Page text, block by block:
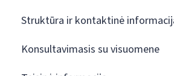
Struktūra ir kontaktinė
Konsultavimasis su visuomene